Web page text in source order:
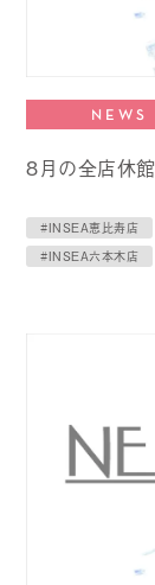
NEWS
8月の全店休
#INSEA恵比寿店
#INSEA六本木店